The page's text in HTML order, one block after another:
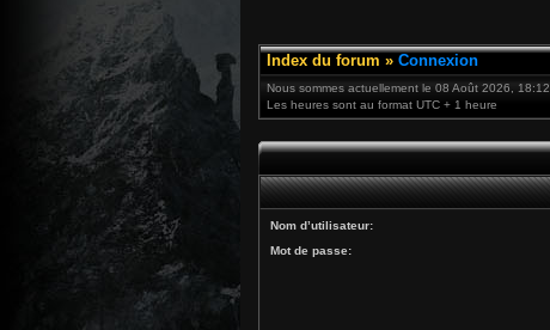
Index du forum » Connexion
Nous sommes actuellement le 08 Août 2026, 18:12
Les heures sont au format UTC + 1 heure
Nom d’utilisateur:
Mot de passe: